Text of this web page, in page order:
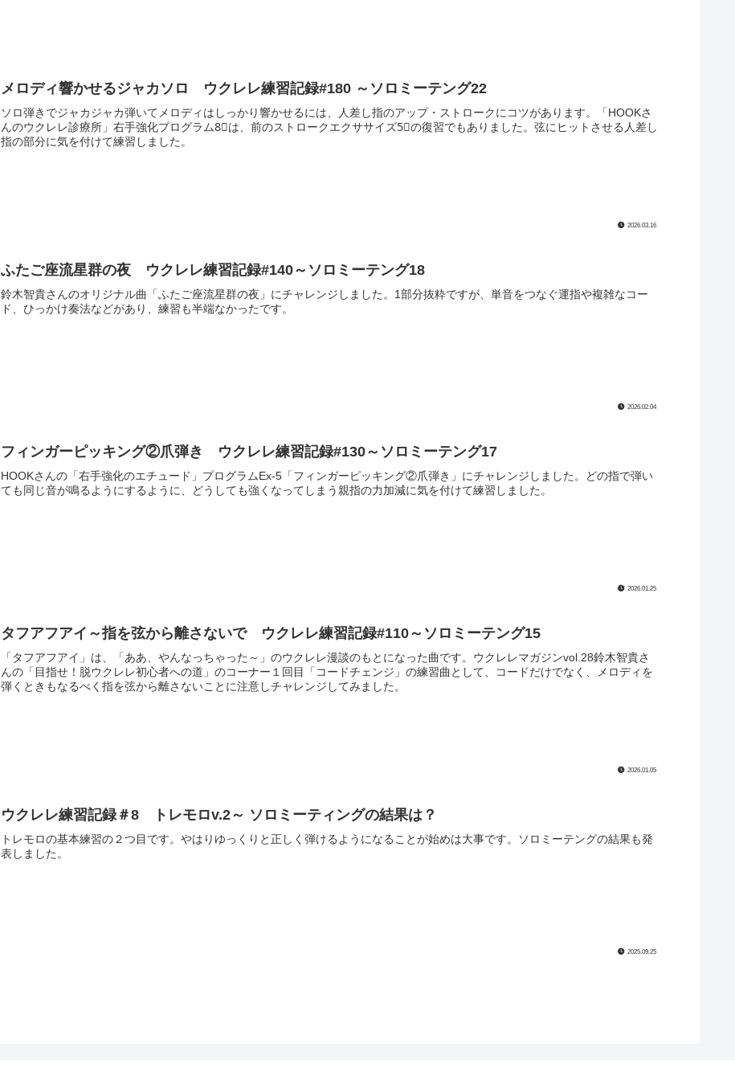
メロディ響かせるジャカソロ ウクレレ練習記録#180 ～ソロミーテング22
ソロ弾きでジャカジャカ弾いてメロディはしっかり響かせるには、人差し指のアップ・ストロークにコツがあります。「HOOKさ
んのウクレレ診療所」右手強化プログラム8⃣は、前のストロークエクササイズ5⃣の復習でもありました。弦にヒットさせる人差し
指の部分に気を付けて練習しました。
2026.03.16
ふたご座流星群の夜 ウクレレ練習記録#140～ソロミーテング18
鈴木智貴さんのオリジナル曲「ふたご座流星群の夜」にチャレンジしました。1部分抜粋ですが、単音をつなぐ運指や複雑なコー
ド、ひっかけ奏法などがあり、練習も半端なかったです。
2026.02.04
フィンガーピッキング②爪弾き ウクレレ練習記録#130～ソロミーテング17
HOOKさんの「右手強化のエチュード」プログラムEx-5「フィンガーピッキング②爪弾き」にチャレンジしました。どの指で弾い
ても同じ音が鳴るようにするように、どうしても強くなってしまう親指の力加減に気を付けて練習しました。
2026.01.25
タフアフアイ～指を弦から離さないで ウクレレ練習記録#110～ソロミーテング15
「タフアフアイ」は、「ああ、やんなっちゃった～」のウクレレ漫談のもとになった曲です。ウクレレマガジンvol.28鈴木智貴さ
んの「目指せ！脱ウクレレ初心者への道」のコーナー１回目「コードチェンジ」の練習曲として、コードだけでなく、メロディを
弾くときもなるべく指を弦から離さないことに注意しチャレンジしてみました。
2026.01.05
ウクレレ練習記録＃8 トレモロv.2～ ソロミーティングの結果は？
トレモロの基本練習の２つ目です。やはりゆっくりと正しく弾けるようになることが始めは大事です。ソロミーテングの結果も発
表しました。
2025.09.25